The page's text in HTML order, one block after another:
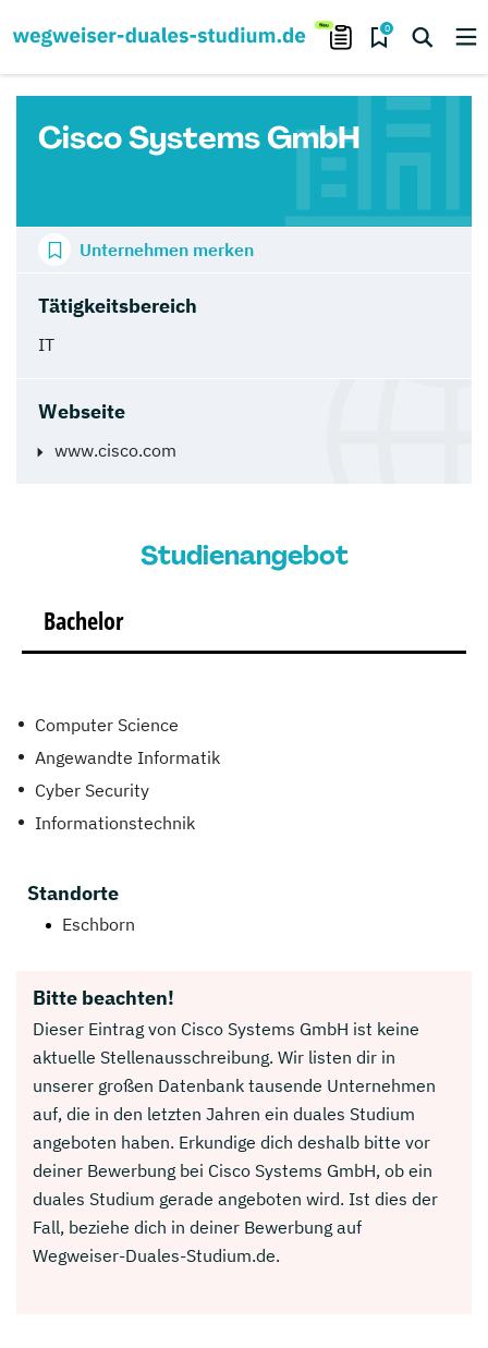
0
Cisco Systems GmbH
Tätigkeitsbereich
IT
Webseite
www.cisco.com
Unternehmen merken
Studienangebot
Bachelor
Computer Science
Angewandte Informatik
Cyber Security
Informationstechnik
Standorte
Eschborn
Bitte beachten!
Dieser Eintrag von Cisco Systems GmbH ist keine
aktuelle Stellenausschreibung. Wir listen dir in
unserer großen Datenbank tausende Unternehmen
auf, die in den letzten Jahren ein duales Studium
angeboten haben. Erkundige dich deshalb bitte vor
deiner Bewerbung bei Cisco Systems GmbH, ob ein
duales Studium gerade angeboten wird. Ist dies der
Fall, beziehe dich in deiner Bewerbung auf
Wegweiser-Duales-Studium.de.